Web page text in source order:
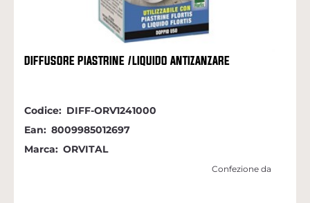
DIFFUSORE PIASTRINE /LIQUIDO ANTIZANZARE
Codice: DIFF-ORV1241000
Ean: 8009985012697
Marca: ORVITAL
Confezione da